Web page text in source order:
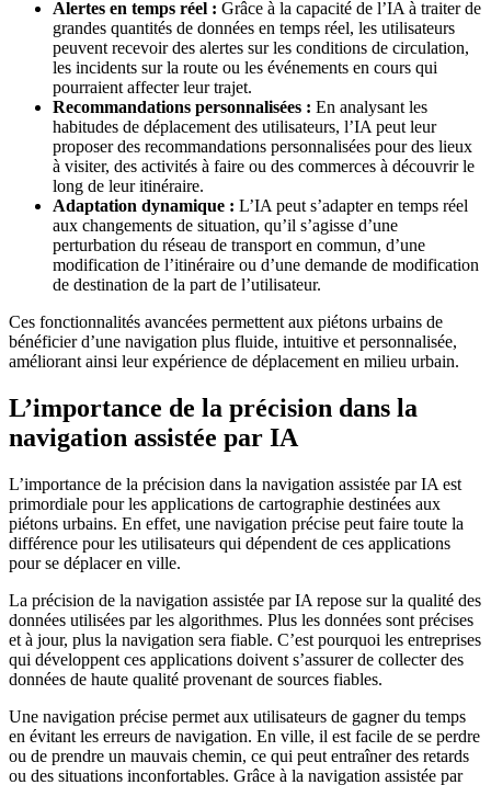
Alertes en temps réel : Grâce à la capacité de l’IA à traiter de
grandes quantités de données en temps réel, les utilisateurs
peuvent recevoir des alertes sur les conditions de circulation,
les incidents sur la route ou les événements en cours qui
pourraient affecter leur trajet.
Recommandations personnalisées : En analysant les
habitudes de déplacement des utilisateurs, l’IA peut leur
proposer des recommandations personnalisées pour des lieux
à visiter, des activités à faire ou des commerces à découvrir le
long de leur itinéraire.
Adaptation dynamique : L’IA peut s’adapter en temps réel
aux changements de situation, qu’il s’agisse d’une
perturbation du réseau de transport en commun, d’une
modification de l’itinéraire ou d’une demande de modification
de destination de la part de l’utilisateur.
Ces fonctionnalités avancées permettent aux piétons urbains de
bénéficier d’une navigation plus fluide, intuitive et personnalisée,
améliorant ainsi leur expérience de déplacement en milieu urbain.
L’importance de la précision dans la
navigation assistée par IA
L’importance de la précision dans la navigation assistée par IA est
primordiale pour les applications de cartographie destinées aux
piétons urbains. En effet, une navigation précise peut faire toute la
différence pour les utilisateurs qui dépendent de ces applications
pour se déplacer en ville.
La précision de la navigation assistée par IA repose sur la qualité des
données utilisées par les algorithmes. Plus les données sont précises
et à jour, plus la navigation sera fiable. C’est pourquoi les entreprises
qui développent ces applications doivent s’assurer de collecter des
données de haute qualité provenant de sources fiables.
Une navigation précise permet aux utilisateurs de gagner du temps
en évitant les erreurs de navigation. En ville, il est facile de se perdre
ou de prendre un mauvais chemin, ce qui peut entraîner des retards
ou des situations inconfortables. Grâce à la navigation assistée par